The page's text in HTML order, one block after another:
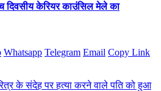
दिवसीय केरियर काउंसिल मेले का
Whatsapp Telegram Email Copy Link
के संदेह पर हत्‍या करने वाले पति को हुआ